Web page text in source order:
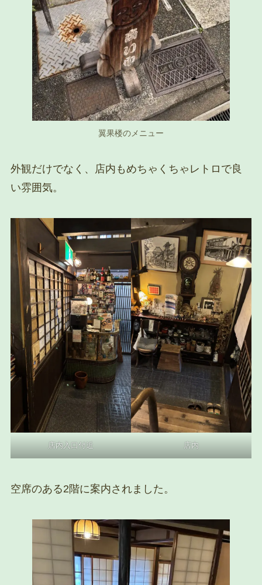
翼果楼のメニュー
外観だけでなく、店内もめちゃくちゃレトロで良
い雰囲気。
店内入口付近 店内
空席のある2階に案内されました。